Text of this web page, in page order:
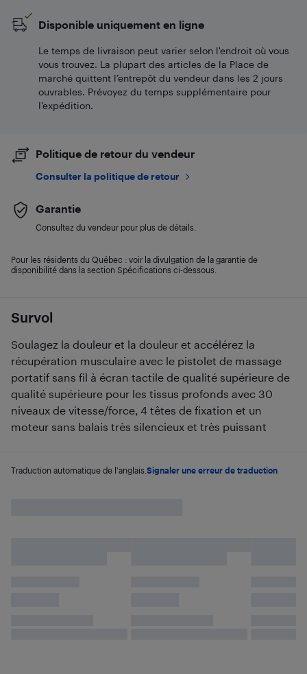
Survol
Soulagez la douleur et la douleur et accélérez la
récupération musculaire avec le pistolet de massage
portatif sans fil à écran tactile de qualité supérieure de
qualité supérieure pour les tissus profonds avec 30
niveaux de vitesse/force, 4 têtes de fixation et un
moteur sans balais très silencieux et très puissant
Traduction automatique de l'anglais. Signaler une erreur de traduction
Disponible uniquement en ligne
Le temps de livraison peut varier selon l'endroit où vous
vous trouvez. La plupart des articles de la Place de
marché quittent l’entrepôt du vendeur dans les 2 jours
ouvrables. Prévoyez du temps supplémentaire pour
l’expédition.
Politique de retour du vendeur
Consulter la politique de retour
Garantie
Consultez du vendeur pour plus de détails.
Pour les résidents du Québec : voir la divulgation de la garantie de
disponibilité dans la section Spécifications ci-dessous.